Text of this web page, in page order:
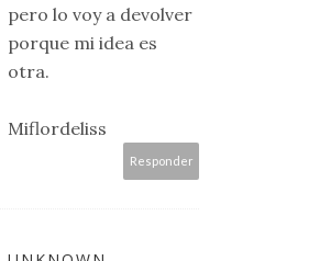
pero lo voy a devolver
porque mi idea es
otra.
Miflordeliss
Responder